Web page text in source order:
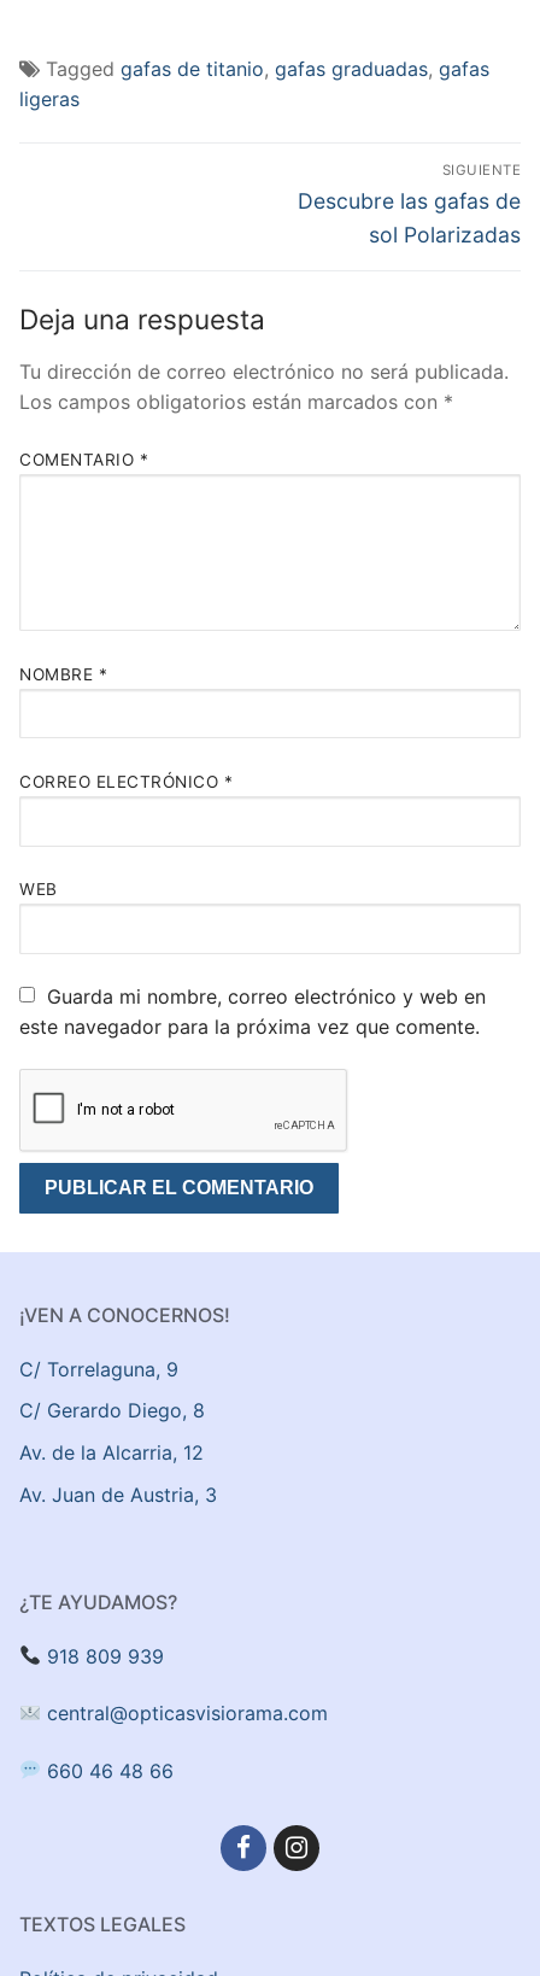
Tagged gafas de titanio, gafas graduadas, gafas
ligeras
SIGUIENTE
Next
Descubre las gafas de
sol Polarizadas
Deja una respuesta
Tu dirección de correo electrónico no será publicada.
Los campos obligatorios están marcados con *
COMENTARIO *
NOMBRE *
CORREO ELECTRÓNICO *
WEB
Guarda mi nombre, correo electrónico y web en
este navegador para la próxima vez que comente.
¡VEN A CONOCERNOS!
C/ Torrelaguna, 9
C/ Gerardo Diego, 8
Av. de la Alcarria, 12
Av. Juan de Austria, 3
¿TE AYUDAMOS?
918 809 939
central@opticasvisiorama.com
660 46 48 66
TEXTOS LEGALES